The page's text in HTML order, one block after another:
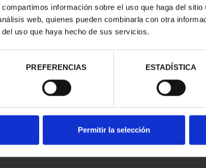
información sobre el uso que haga del
web, quienes pueden combinarla con otra
uso que haya hecho de sus servicios.
PREFERENCIAS ESTADÍSTICA
Permitir la selección
-